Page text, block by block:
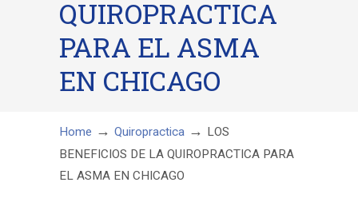
QUIROPRACTICA
PARA EL ASMA
EN CHICAGO
Home → Quiropractica → LOS
BENEFICIOS DE LA QUIROPRACTICA PARA
EL ASMA EN CHICAGO